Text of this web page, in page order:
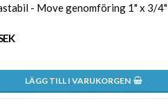
- Move genomföring 1" x 3/4"
LÄGG TILL I VARUKORGEN